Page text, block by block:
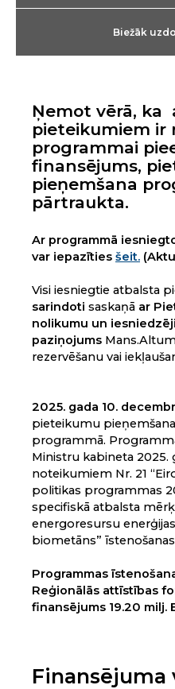
Biežāk
Ņemot vērā, ka
pieteikumiem ir
programmai
finansējums,
pieņemšana
pārtraukta.
Ar programmā
var iepazīties šeit.
Visi iesniegtie atbalsta
sarindoti saskaņā ar
nolikumu un
paziņojums
rezervēšanu vai
2025. gada 10.
pieteikumu
programmā.
Ministru kabineta 2025.
noteikumiem Nr. 21
politikas programmas
specifiskā atbalsta
energoresursu enerģijas
biometāns”
Programmas
Reģionālās attīstības
finansējums 19.20 milj.
Finansējuma